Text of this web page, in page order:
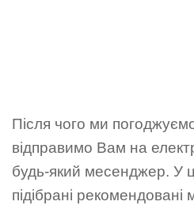
Після чого ми
відправимо Вам на
будь-який месенджер. У
підібрані рекомендовані